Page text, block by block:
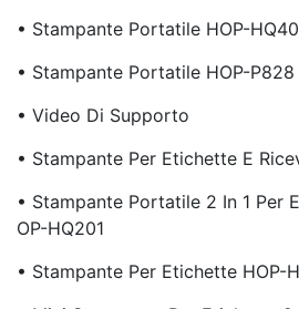
• Stampante Portatile HOP-
• Stampante Portatile HOP-
• Video Di Supporto
• Stampante Per Etichette E
• Stampante Portatile 2 In 1 Per
OP-HQ201
• Stampante Per Etichette HOP-